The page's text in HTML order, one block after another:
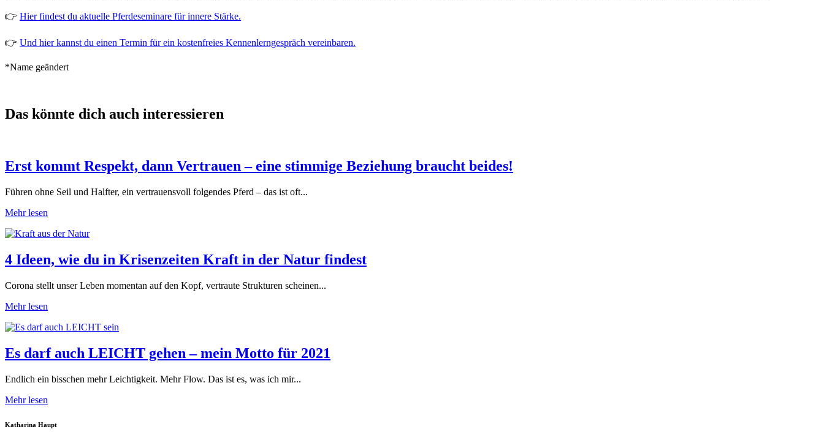
👉 Hier findest du aktuelle Pferdeseminare für innere Stärke.
👉 Und hier kannst du einen Termin für ein kostenfreies Kennenlerngespräch vereinbaren.
*Name geändert
Das könnte dich auch interessieren
Erst kommt Respekt, dann Vertrauen – eine stimmige Beziehung braucht beides!
Führen ohne Seil und Halfter, ein vertrauensvoll folgendes Pferd – das ist oft...
Mehr lesen
4 Ideen, wie du in Krisenzeiten Kraft in der Natur findest
Corona stellt unser Leben momentan auf den Kopf, vertraute Strukturen scheinen...
Mehr lesen
Es darf auch LEICHT gehen – mein Motto für 2021
Endlich ein bisschen mehr Leichtigkeit. Mehr Flow. Das ist es, was ich mir...
Mehr lesen
Katharina Haupt